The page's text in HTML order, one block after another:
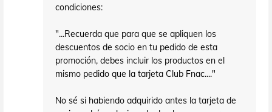
condiciones:
"...Recuerda que para que se apliquen los
descuentos de socio en tu pedido de esta
promoción, debes incluir los productos en el
mismo pedido que la tarjeta Club Fnac...."
No sé si habiendo adquirido antes la tarjeta de